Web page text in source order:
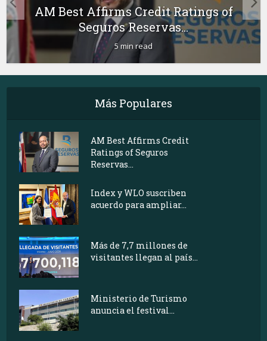
AM Best Affirms Credit Ratings of
Seguros Reservas...
5 min read
Más Populares
AM Best Affirms Credit
Ratings of Seguros
Reservas...
Index y WLO suscriben
acuerdo para ampliar...
Más de 7,7 millones de
visitantes llegan al país...
Ministerio de Turismo
anuncia el festival...